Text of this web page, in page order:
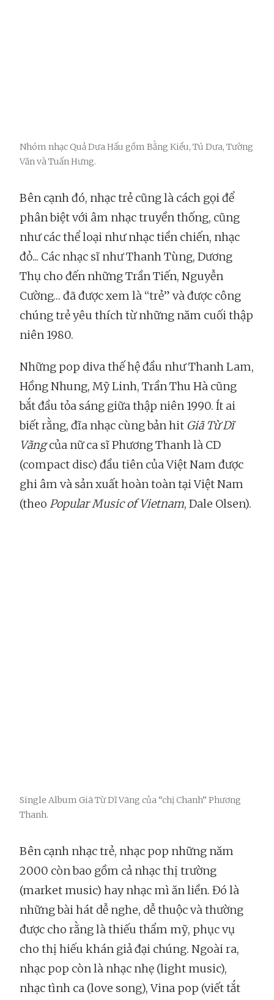
Nhóm nhạc Quả Dưa Hấu gồm Bằng Kiều, Tú Dưa, Tường
Văn và Tuấn Hưng.
Bên cạnh đó, nhạc trẻ cũng là cách gọi để
phân biệt với âm nhạc truyền thống, cũng
như các thể loại như nhạc tiền chiến, nhạc
đỏ... Các nhạc sĩ như Thanh Tùng, Dương
Thụ cho đến những Trần Tiến, Nguyễn
Cường… đã được xem là “trẻ” và được công
chúng trẻ yêu thích từ những năm cuối thập
niên 1980.
Những pop diva thế hệ đầu như Thanh Lam,
Hồng Nhung, Mỹ Linh, Trần Thu Hà cũng
bắt đầu tỏa sáng giữa thập niên 1990. Ít ai
biết rằng, đĩa nhạc cùng bản hit Giã Từ Dĩ
Vãngcủa nữ ca sĩ Phương Thanh là CD
(compact disc) đầu tiên của Việt Nam được
ghi âm và sản xuất hoàn toàn tại Việt Nam
(theo Popular Music of Vietnam, Dale Olsen).
Single Album Giã Từ Dĩ Vãng của “chị Chanh” Phương
Thanh.
Bên cạnh nhạc trẻ, nhạc pop những năm
2000 còn bao gồm cả nhạc thị trường
(market music) hay nhạc mì ăn liền. Đó là
những bài hát dễ nghe, dễ thuộc và thường
được cho rằng là thiếu thẩm mỹ, phục vụ
cho thị hiếu khán giả đại chúng. Ngoài ra,
nhạc pop còn là nhạc nhẹ (light music),
nhạc tình ca (love song), Vina pop (viết tắt